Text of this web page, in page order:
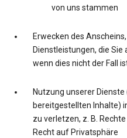
von uns stammen
Erwecken des
Dienstleistungen, die
wenn dies nicht der Fall
Nutzung unserer
bereitgestellten Inhalte)
zu verletzen, z. B.
Recht auf Privatsphäre